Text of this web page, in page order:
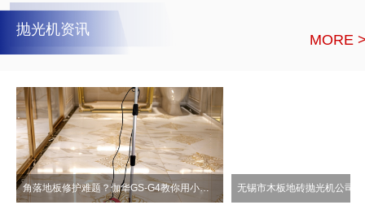
抛光机资讯
MORE
角落地板修护难题？伽华GS-G4教你用小身材撬动大市场